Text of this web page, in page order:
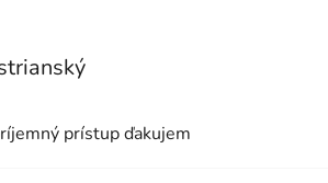
obchodu je 5 z 5 hviezdičiek.
prístup ďakujem